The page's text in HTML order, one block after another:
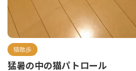
猫散歩
猛暑の中の猫パトロール